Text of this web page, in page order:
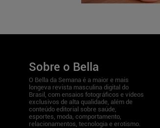
Sobre o Bella
O Bella da Semana é a maior e mais
longeva revista masculina digital do
Brasil, com ensaios fotográficos e vídeos
exclusivos de alta qualidade, além de
conteúdo editorial sobre saúde,
esportes, moda, comportamento,
relacionamentos, tecnologia e erotismo.